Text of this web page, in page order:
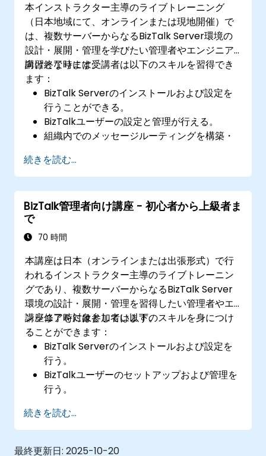
本インストラクター主導のライブトレーニング
（日本地域にて、オンラインまたは現地開催）で
は、複数サーバーからなるBizTalk Server環境の
設計・展開・管理を学びたい管理者やエンジニア
向けとなります。
講習終了時には受講者は以下のスキルを習得でき
ます：
BizTalk Serverのインストールおよび設定を
行うことができる。
BizTalkユーザーの設定と管理が行える。
組織内でのメッセージルーティングを構築・
外部パートナーとのEDIベースの統合環境を構
成できる。
ビジネスルールの展開、監視、管理が可能に
なる。
ようになる。
るようになる。
BizTalk Server用の高可用性および災害復旧
計画を策定・実装可能になる。
続きを読む...
BizTalk管理者向け講座 - 初心者から上級者ま
で
70 時間
本講座は日本（オンラインまたは出張形式）で行
われるインストラクター主導のライブトレーニン
グであり、複数サーバーからなるBizTalk Server
環境の設計・展開・管理を習得したい管理者やエ
ンジニアを対象としています。
講座修了時には参加者は以下のスキルを身につけ
ることができます：
BizTalk Serverのインストールおよび設定を
行う。
BizTalkユーザーのセットアップおよび管理を
行う。
築・保護する。
外部パートナーとのEDIベースの統合設定を行
う。
続きを読む...
最終更新日: 2025-10-20